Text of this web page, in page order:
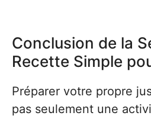
Conclusion de la
Recette Simple
Préparer votre propre
pas seulement une